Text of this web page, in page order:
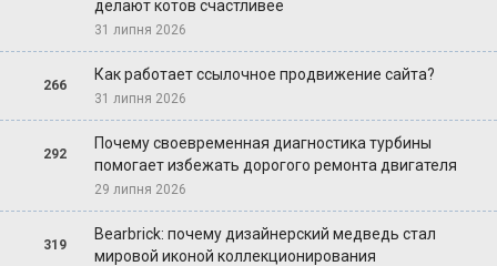
делают котов счастливее
31 липня 2026
266
Как работает ссылочное продвижение сайта?
31 липня 2026
292
Почему своевременная диагностика турбины
помогает избежать дорогого ремонта двигателя
29 липня 2026
319
Bearbrick: почему дизайнерский медведь стал
мировой иконой коллекционирования